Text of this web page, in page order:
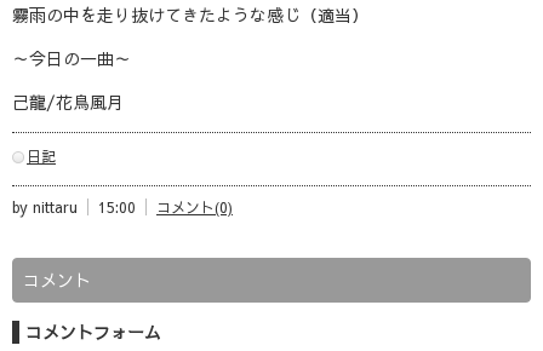
お問い合わせ
霧雨の中を走り抜けてきたような感じ（適当）
～今日の一曲～
己龍/花鳥風月
日記
by nittaru 15:00 コメント(0)
コメント
コメントフォーム